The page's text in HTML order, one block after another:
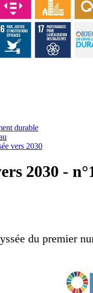
durable
vers 2030
2030 -
du premier